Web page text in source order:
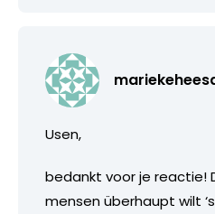
Usen,
bedankt voor je reactie!
mensen überhaupt wilt